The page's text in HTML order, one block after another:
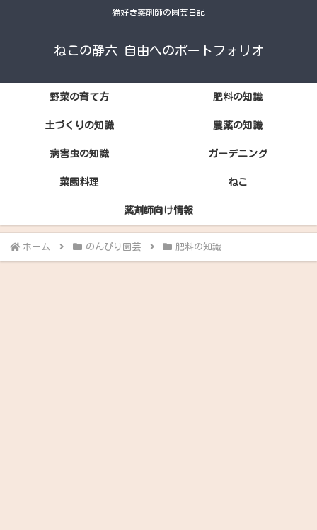
猫好き薬剤師の園芸日記
ねこの静六 自由へのポートフォリオ
野菜の育て方 肥料の知識
土づくりの知識 農薬の知識
病害虫の知識 ガーデニング
菜園料理 ねこ
薬剤師向け情報
ホーム のんびり園芸 肥料の知識